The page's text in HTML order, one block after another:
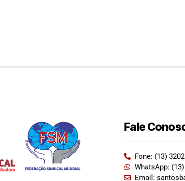
Fale
Fone: (13)
WhatsApp:
Email: